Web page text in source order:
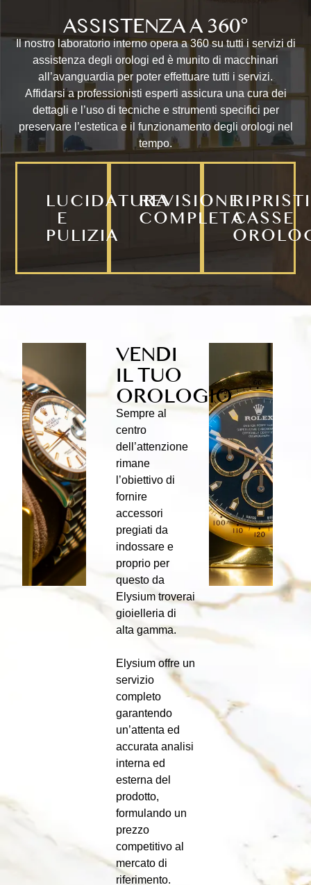
ASSISTENZAA 360°
Il nostro laboratorio interno opera a 360 su tutti i servizi di
assistenza degli orologi ed è munito di macchinari
all’avanguardia per poter effettuare tutti i servizi.
Affidarsi a professionisti esperti assicura una cura dei
dettagli e l’uso di tecniche e strumenti specifici per
preservare l’estetica e il funzionamento degli orologi nel
tempo.
LUCIDATURA
E
PULIZIA
REVISIONE
COMPLETACASSE
VENDI
IL TUO
OROLOGIO
Sempre al
centro
dell’attenzione
rimane
l’obiettivo di
fornire
accessori
pregiati da
indossare e
proprio per
questo da
Elysium troverai
gioielleria di
alta gamma.
Elysium offre un
servizio
completo
garantendo
un’attenta ed
accurata analisi
interna ed
esterna del
prodotto,
formulando un
prezzo
competitivo al
mercato di
riferimento.